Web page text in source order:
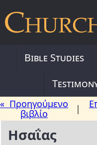
Bible Studies
« Προηγούμενο
βιβλίο
|
Ησαΐας